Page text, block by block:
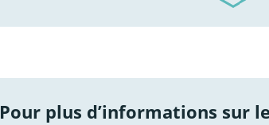
Pour plus d’informations sur